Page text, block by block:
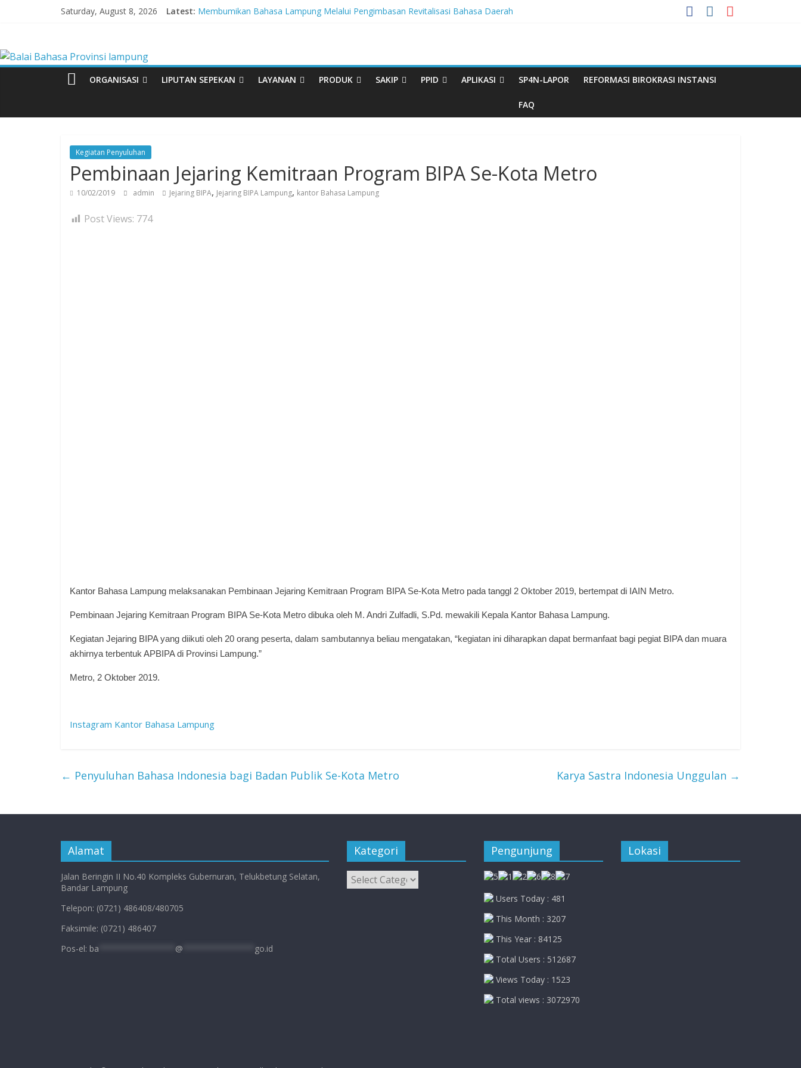
Saturday, August 8, 2026 Latest: Membumikan Bahasa Lampung Melalui Pengimbasan Revitalisasi Bahasa Daerah
Babak Final Festival Musikalisasi Puisi Kembali Digelar
Balai
Bahasa
Provinsi
lampung
Badan
Pembinaan
ORGANISASI LIPUTAN SEPEKAN LAYANAN PRODUK SAKIP PPID APLIKASI SP4N-LAPOR REFORMASI BIROKRASI INSTANSI
FAQ
Kegiatan Penyuluhan
Pembinaan Jejaring Kemitraan Program BIPA Se-Kota Metro
10/02/2019 admin Jejaring BIPA, Jejaring BIPA Lampung, kantor Bahasa Lampung
Post Views: 774
Kantor Bahasa Lampung melaksanakan Pembinaan Jejaring Kemitraan Program BIPA Se-Kota Metro pada tanggl 2 Oktober 2019, bertempat di IAIN Metro.
Pembinaan Jejaring Kemitraan Program BIPA Se-Kota Metro dibuka oleh M. Andri Zulfadli, S.Pd. mewakili Kepala Kantor Bahasa Lampung.
Kegiatan Jejaring BIPA yang diikuti oleh 20 orang peserta, dalam sambutannya beliau mengatakan, “kegiatan ini diharapkan dapat bermanfaat bagi pegiat BIPA dan muara
akhirnya terbentuk APBIPA di Provinsi Lampung.”
Metro, 2 Oktober 2019.
Instagram Kantor Bahasa Lampung
← Penyuluhan Bahasa Indonesia bagi Badan Publik Se-Kota Metro Karya Sastra Indonesia Unggulan →
Alamat
Jalan Beringin II No.40 Kompleks Gubernuran, Telukbetung Selatan,
Bandar Lampung
Telepon: (0721) 486408/480705
Faksimile: (0721) 486407
Pos-el: ba @ go.id
Kategori
Kategori
Pengunjung
Users Today : 481
This Month : 3207
This Year : 84125
Total Users : 512687
Views Today : 1523
Total views : 3072970
Lokasi